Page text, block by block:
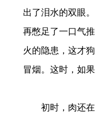
出了泪水的双眼
再憋足了一口气
火的隐患，这才
冒烟。这时，如
初时，肉还在